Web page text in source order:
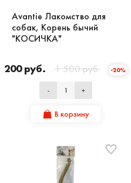
Avantie Лакомство для
собак, Корень бычий
"КОСИЧКА"
200 руб. 1 500 руб. -20%
- +
В корзину